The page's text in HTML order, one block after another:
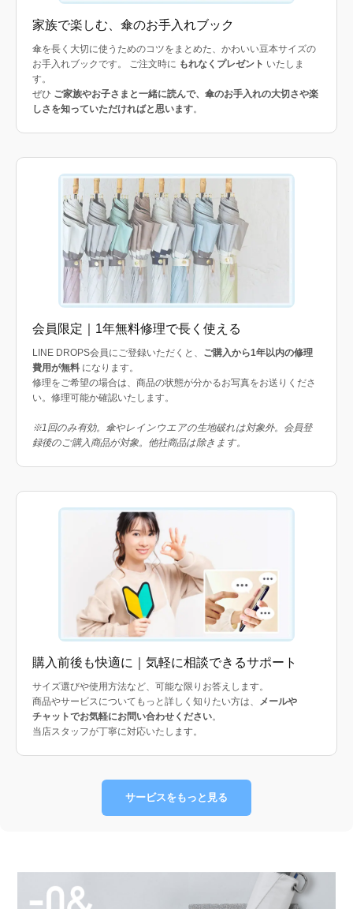
家族で楽しむ、傘のお手入れブック
傘を長く大切に使うためのコツをまとめた、かわいい豆本サイズの
お手入れブックです。 ご注文時に もれなくプレゼント いたしま
す。
ぜひ ご家族やお子さまと一緒に読んで、傘のお手入れの大切さや楽
しさを知っていただければと思います。
会員限定｜1年無料修理で長く使える
LINE DROPS会員にご登録いただくと、 ご購入から1年以内の修理
費用が無料 になります。
修理をご希望の場合は、商品の状態が分かるお写真をお送りくださ
い。修理可能か確認いたします。
※1回のみ有効。傘やレインウエアの生地破れは対象外。会員登
録後のご購入商品が対象。他社商品は除きます。
購入前後も快適に｜気軽に相談できるサポート
サイズ選びや使用方法など、可能な限りお答えします。
商品やサービスについてもっと詳しく知りたい方は、 メールや
チャットでお気軽にお問い合わせください。
当店スタッフが丁寧に対応いたします。
サービスをもっと見る